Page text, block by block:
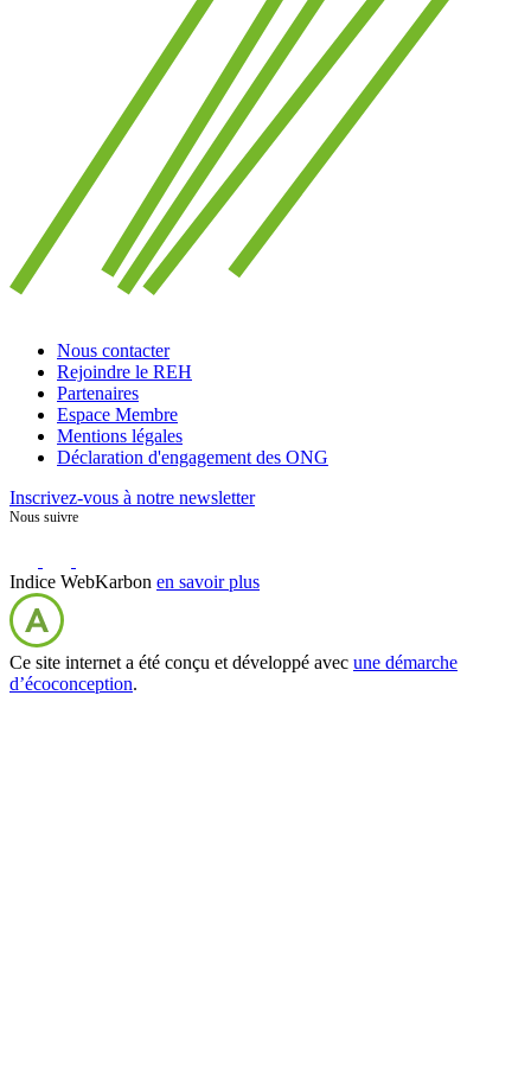
Nous contacter
Rejoindre le REH
Partenaires
Espace Membre
Mentions légales
Déclaration d'engagement des ONG
Inscrivez-vous à notre newsletter
Nous suivre
Indice WebKarbon en savoir plus
Ce site internet a été conçu et développé avec une démarche
d’écoconception.